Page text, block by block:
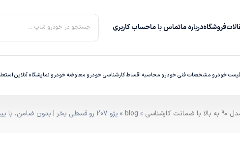
فروشگاهدرباره‌ ماتماس با ماحساب کاربری جستجو در خودرو شاپ ...
خودرو مشخصات فنی خودرو محاسبه اقساطکارشناسی خودرو معاوضه خودرو نمایشگاه آنلاین
»
blog » پژو 207 رو قسطی بخر | بدون ضامن، با پیش‌پرداخت منطقی و تحویل سریع